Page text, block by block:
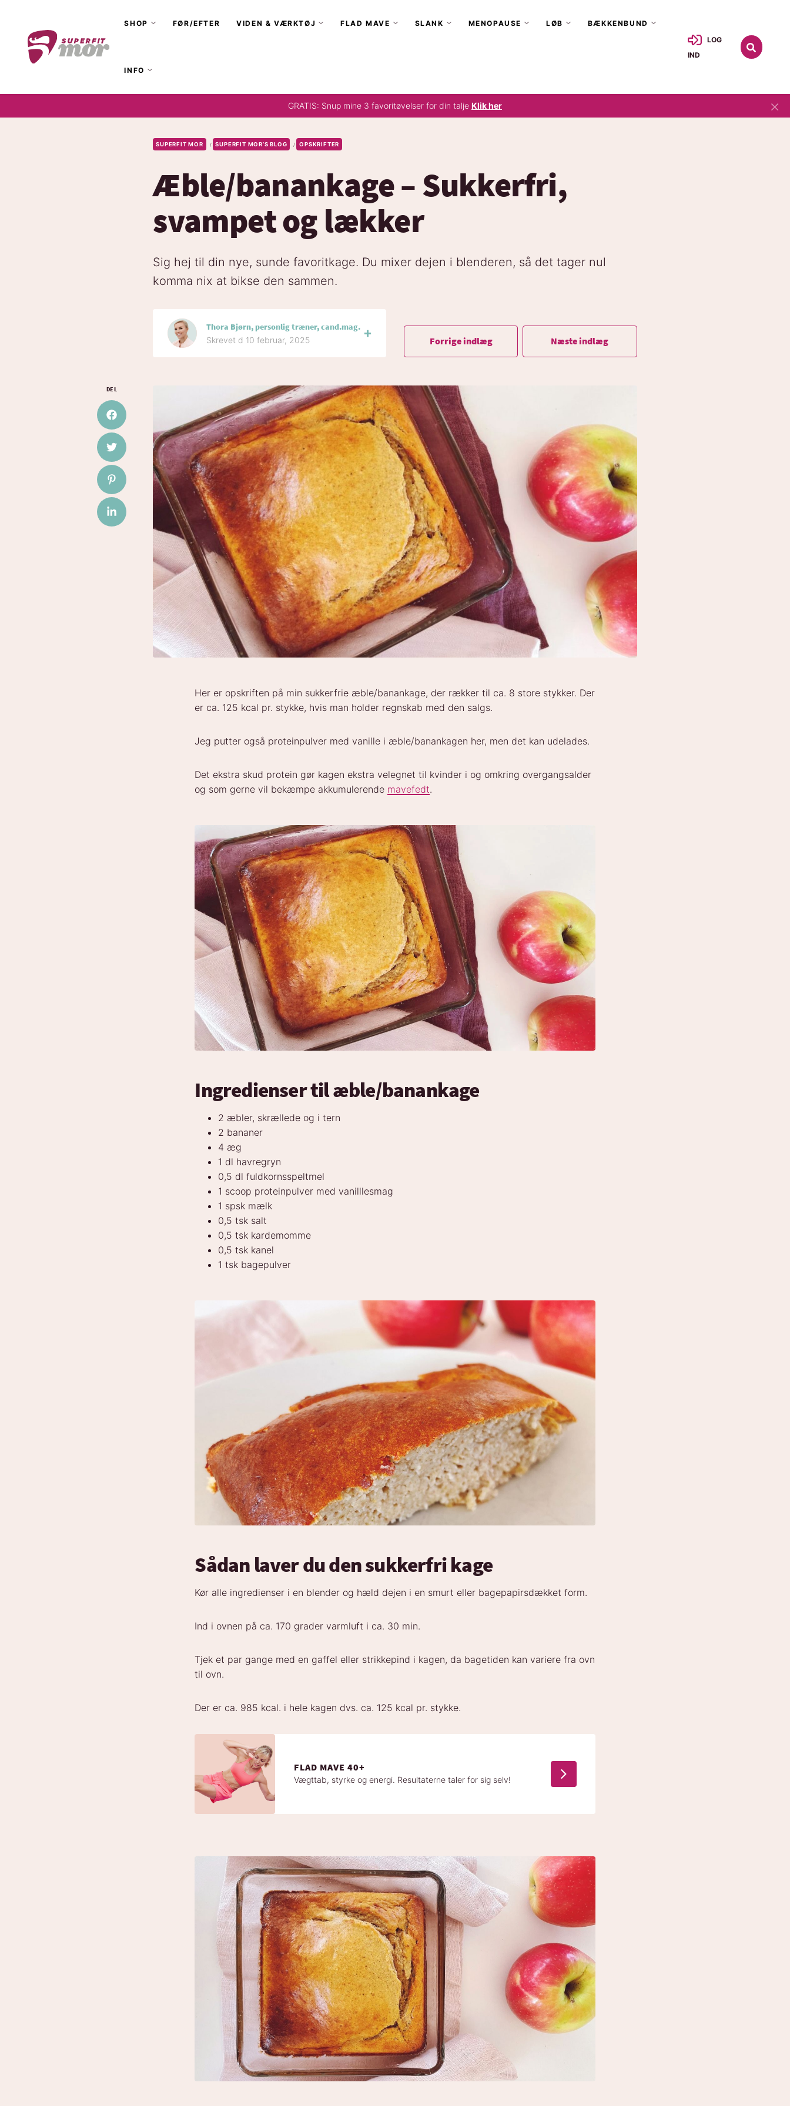
LOG
IND
SHOP FØR/EFTER VIDEN & VÆRKTØJ FLAD MAVE SLANK MENOPAUSE LØB BÆKKENBUND
INFO
GRATIS: Snup mine 3 favoritøvelser for din talje Klik her ×
SUPERFIT MOR / SUPERFIT MOR’S BLOG / OPSKRIFTER
Æble/banankage – Sukkerfri,
svampet og lækker
Sig hej til din nye, sunde favoritkage. Du mixer dejen i blenderen, så det tager nul
komma nix at bikse den sammen.
Thora Bjørn, personlig træner, cand.mag.
Skrevet d 10 februar, 2025 Forrige indlæg Næste indlæg
DEL
Del på Facebook
Del på Twitter
Del på Pinterest
Del på LinkedIn
Her er opskriften på min sukkerfrie æble/banankage, der rækker til ca. 8 store stykker. Der
er ca. 125 kcal pr. stykke, hvis man holder regnskab med den salgs.
Jeg putter også proteinpulver med vanille i æble/banankagen her, men det kan udelades.
Det ekstra skud protein gør kagen ekstra velegnet til kvinder i og omkring overgangsalder
og som gerne vil bekæmpe akkumulerende mavefedt.
Ingredienser til æble/banankage
2 æbler, skrællede og i tern
2 bananer
4 æg
1 dl havregryn
0,5 dl fuldkornsspeltmel
1 scoop proteinpulver med vanilllesmag
1 spsk mælk
0,5 tsk salt
0,5 tsk kardemomme
0,5 tsk kanel
1 tsk bagepulver
Sådan laver du den sukkerfri kage
Kør alle ingredienser i en blender og hæld dejen i en smurt eller bagepapirsdækket form.
Ind i ovnen på ca. 170 grader varmluft i ca. 30 min.
Tjek et par gange med en gaffel eller strikkepind i kagen, da bagetiden kan variere fra ovn
til ovn.
Der er ca. 985 kcal. i hele kagen dvs. ca. 125 kcal pr. stykke.
FLAD MAVE 40+
Vægttab, styrke og energi. Resultaterne taler for sig selv!